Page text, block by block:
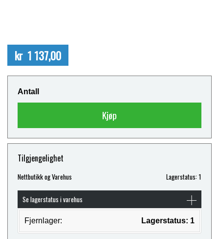
kr 1 137,00
Antall
Kjøp
Tilgjengelighet
Nettbutikk og Varehus Lagerstatus: 1
Se lagerstatus i varehus
Fjernlager: Lagerstatus: 1